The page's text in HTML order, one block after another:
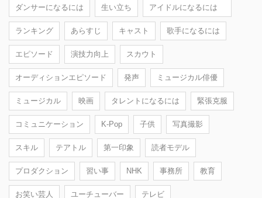
ダンサーになるには 生い立ち アイドルになるには
ランキング あらすじ キャスト 歌手になるには
エピソード 演技力向上 スカウト
オーディションエピソード 発声 ミュージカル俳優
ミュージカル 映画 タレントになるには 緊張克服
コミュニケーション K-Pop 子供 写真撮影
スキル テアトル 第一印象 読者モデル
プロダクション 習い事 NHK 事務所 教育
お笑い芸人 ユーチューバー テレビ